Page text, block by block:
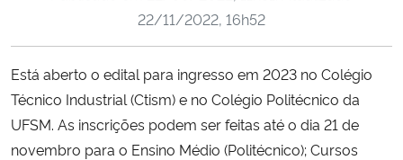
Ministério do Meio Ambiente
Ministério do Turismo
22/11/2022, 16h52
Está aberto o edital para ingresso em 2023 no Colégio
Técnico Industrial (Ctism) e no Colégio Politécnico da
UFSM. As inscrições podem ser feitas até o dia 21 de
novembro para o Ensino Médio (Politécnico); Cursos